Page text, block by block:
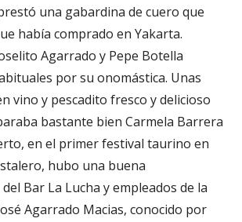
una gabardina de cuero que
había comprado en Yakarta.
Agarrado y Pepe Botella
por su onomástica. Unas
vino y pescadito fresco y delicioso
bastante bien Carmela Barrera
en el primer festival taurino en
hubo una buena
Bar La Lucha y empleados de la
Agarrado Macias, conocido por